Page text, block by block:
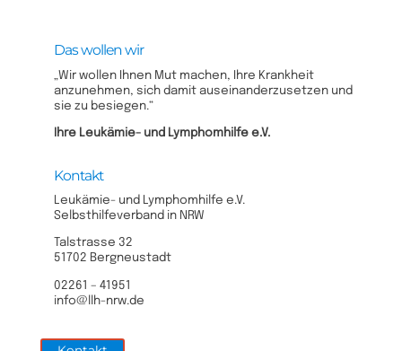
Das wollen wir
„Wir wollen Ihnen Mut machen, Ihre Krankheit
anzunehmen, sich damit auseinanderzusetzen und
sie zu besiegen.“
Ihre Leukämie- und Lymphomhilfe e.V.​
Kontakt
Leukämie- und Lymphomhilfe e.V.
Selbsthilfeverband in NRW
Talstrasse 32
51702 Bergneustadt
02261 – 41951
info@llh-nrw.de